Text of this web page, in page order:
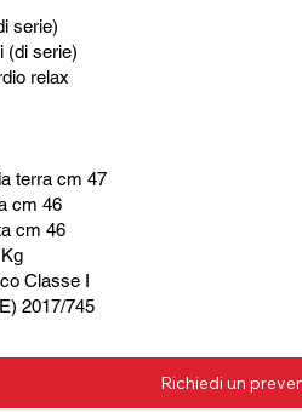
serie)
(di serie)
relax
terra cm 47
cm 46
cm 46
Classe I
2017/745